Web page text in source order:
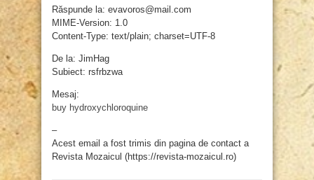
Răspunde la: evavoros@mail.com
MIME-Version: 1.0
Content-Type: text/plain; charset=UTF-8
De la: JimHag
Subiect: rsfrbzwa
Mesaj:
buy hydroxychloroquine
–
Acest email a fost trimis din pagina de contact a
Revista Mozaicul (https://revista-mozaicul.ro)